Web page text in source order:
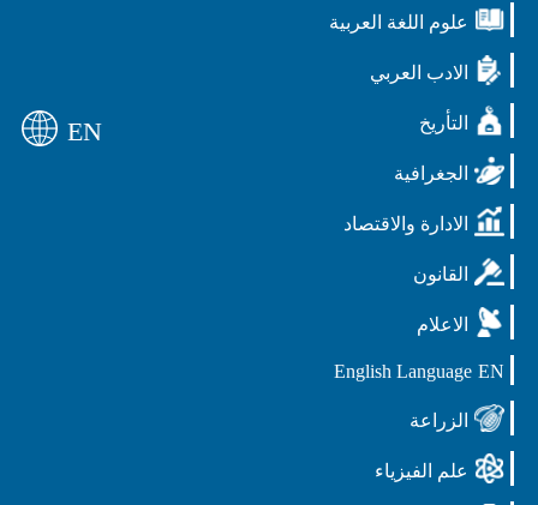
علوم اللغة العربية
الادب العربي
التأريخ
الجغرافية
الادارة والاقتصاد
القانون
الاعلام
EN
English Language
الزراعة
علم الفيزياء
EN